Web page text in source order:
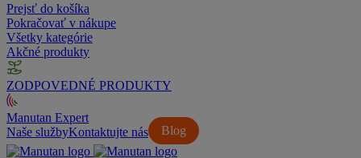
Prejsť do košíka
Pokračovať v nákupe
Všetky kategórie
Akčné produkty
ZODPOVEDNÉ PRODUKTY
Manutan Expert
Naše služby
Blog
Kontaktujte nás